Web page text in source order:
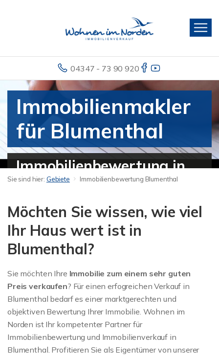
04347 - 73 90 920
Immobilienmakler
für Blumenthal
Immobilienbewertung in
Blumenthal - Haus
verkaufen
Sie sind hier: Gebiete Immobilienbewertung Blumenthal
Möchten Sie wissen, wie viel
Ihr Haus wert ist in
Blumenthal?
Sie möchten Ihre Immobilie zum einem sehr guten
Preis verkaufen? Für einen erfogreichen Verkauf in
Blumenthal bedarf es einer marktgerechten und
objektiven Bewertung Ihrer Immobilie. Wohnen im
Norden ist Ihr kompetenter Partner für
Immobilienbewertung und Immobilienverkauf in
Blumenthal. Profitieren Sie als Eigentümer von unserer